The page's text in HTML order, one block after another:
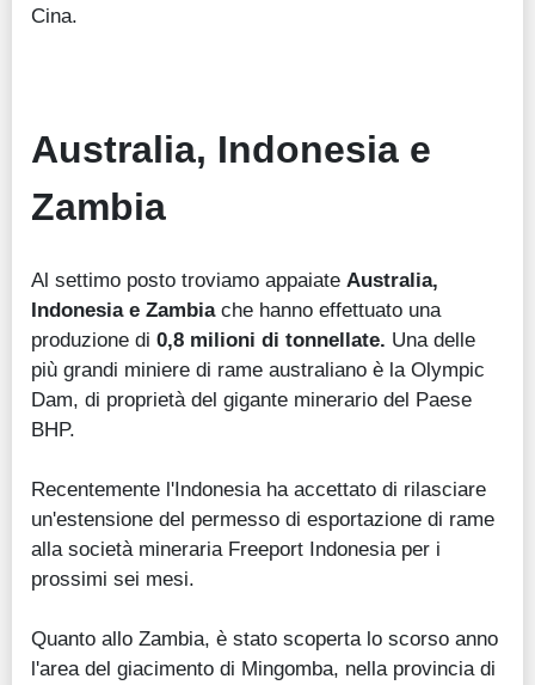
Cina.
Australia, Indonesia e
Zambia
Al settimo posto troviamo appaiate Australia,
Indonesia e Zambia che hanno effettuato una
produzione di 0,8 milioni di tonnellate. Una delle
più grandi miniere di rame australiano è la Olympic
Dam, di proprietà del gigante minerario del Paese
BHP.
Recentemente l'Indonesia ha accettato di rilasciare
un'estensione del permesso di esportazione di rame
alla società mineraria Freeport Indonesia per i
prossimi sei mesi.
Quanto allo Zambia, è stato scoperta lo scorso anno
l'area del giacimento di Mingomba, nella provincia di